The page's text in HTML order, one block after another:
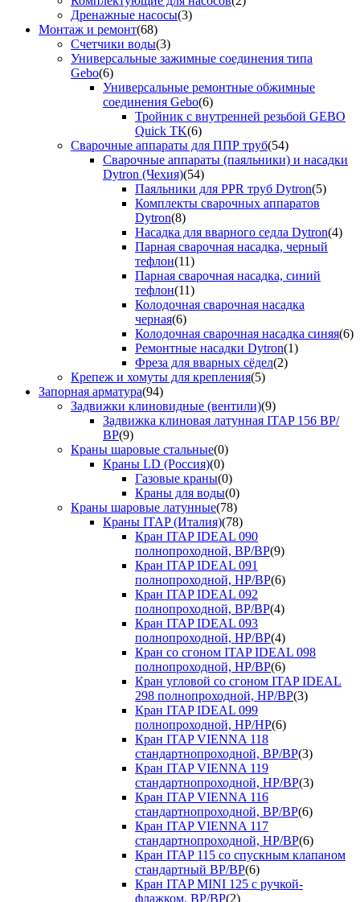
Дренажные насосы(3)
Монтаж и ремонт(68)
Счетчики воды(3)
Универсальные зажимные соединения типа
Gebo(6)
Универсальные ремонтные обжимные
соединения Gebo(6)
Тройник с внутренней резьбой GEBO
Quick TK(6)
Сварочные аппараты для ППР труб(54)
Сварочные аппараты (паяльники) и насадки
Dytron (Чехия)(54)
Паяльники для PPR труб Dytron(5)
Комплекты сварочных аппаратов
Dytron(8)
Насадка для вварного седла Dytron(4)
Парная сварочная насадка, черный
тефлон(11)
Парная сварочная насадка, синий
тефлон(11)
Колодочная сварочная насадка
черная(6)
Колодочная сварочная насадка синяя(6)
Ремонтные насадки Dytron(1)
Фреза для вварных сёдел(2)
Крепеж и хомуты для крепления(5)
Запорная арматура(94)
Задвижки клиновидные (вентили)(9)
Задвижка клиновая латунная ITAP 156 ВР/
ВР(9)
Краны шаровые стальные(0)
Краны LD (Россия)(0)
Газовые краны(0)
Краны для воды(0)
Краны шаровые латунные(78)
Краны ITAP (Италия)(78)
Кран ITAP IDEAL 090
полнопроходной, ВР/ВР(9)
Кран ITAP IDEAL 091
полнопроходной, НР/ВР(6)
Кран ITAP IDEAL 092
полнопроходной, ВР/ВР(4)
Кран ITAP IDEAL 093
полнопроходной, НР/ВР(4)
Кран со сгоном ITAP IDEAL 098
полнопроходной, НР/ВР(6)
Кран угловой со сгоном ITAP IDEAL
298 полнопроходной, НР/ВР(3)
Кран ITAP IDEAL 099
полнопроходной, НР/НР(6)
Кран ITAP VIENNA 118
стандартнопроходной, ВР/ВР(3)
Кран ITAP VIENNA 119
стандартнопроходной, НР/ВР(3)
Кран ITAP VIENNA 116
стандартнопроходной, ВР/ВР(6)
Кран ITAP VIENNA 117
стандартнопроходной, НР/ВР(6)
Кран ITAP 115 со спускным клапаном
стандартный ВР/ВР(6)
Кран ITAP MINI 125 с ручкой-
флажком, ВР/ВР(2)